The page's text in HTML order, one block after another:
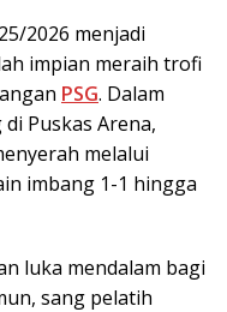
2026 menjadi
impian meraih trofi
PSG. Dalam
Puskas Arena,
melalui
imbang 1-1 hingga
luka mendalam bagi
sang pelatih